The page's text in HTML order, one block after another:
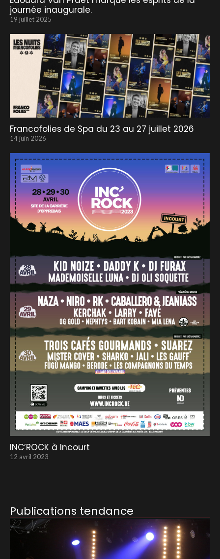
journée inaugurale.
19 juillet 2025
Francofolies de Spa du 23 au 27 juillet 2026
14 juin 2026
INC’ROCK à Incourt
12 avril 2023
Publications tendance